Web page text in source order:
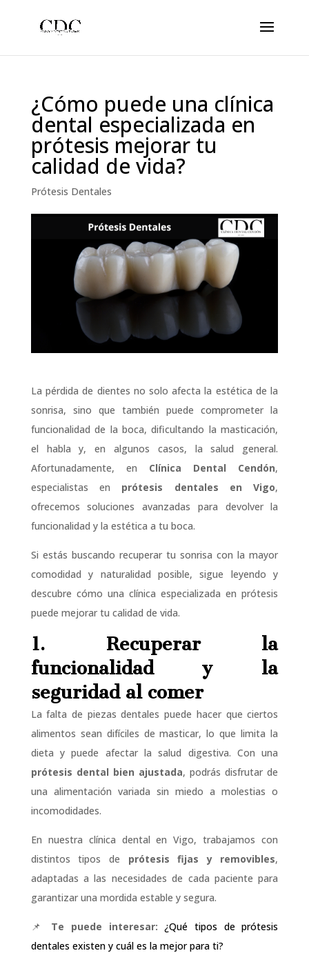
¿Cómo puede una clínica
dental especializada en
prótesis mejorar tu
calidad de vida?
Prótesis Dentales
La pérdida de dientes no solo afecta la estética de la
sonrisa, sino que también puede comprometer la
funcionalidad de la boca, dificultando la masticación,
el habla y, en algunos casos, la salud general.
Afortunadamente, en Clínica Dental Cendón,
especialistas en prótesis dentales en Vigo,
ofrecemos soluciones avanzadas para devolver la
funcionalidad y la estética a tu boca.
Si estás buscando recuperar tu sonrisa con la mayor
comodidad y naturalidad posible, sigue leyendo y
descubre cómo una clínica especializada en prótesis
puede mejorar tu calidad de vida.
1. Recuperar la
funcionalidad y la
seguridad al comer
La falta de piezas dentales puede hacer que ciertos
alimentos sean difíciles de masticar, lo que limita la
dieta y puede afectar la salud digestiva. Con una
prótesis dental bien ajustada, podrás disfrutar de
una alimentación variada sin miedo a molestias o
incomodidades.
En nuestra clínica dental en Vigo, trabajamos con
distintos tipos de prótesis fijas y removibles,
adaptadas a las necesidades de cada paciente para
garantizar una mordida estable y segura.
📌 Te puede interesar: ¿Qué tipos de prótesis
dentales existen y cuál es la mejor para ti?